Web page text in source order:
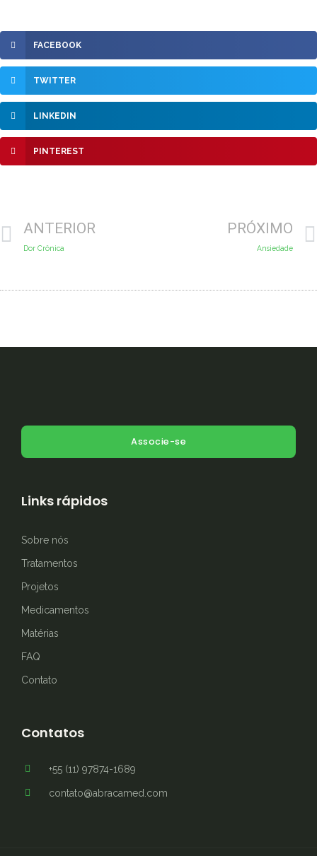
FACEBOOK
TWITTER
LINKEDIN
PINTEREST
ANTERIOR
Dor Crônica
PRÓXIMO
Ansiedade
Contatos
+55 (11) 97874-1689
contato@abracamed.com
Links rápidos
Sobre nós
Tratamentos
Projetos
Medicamentos
Matérias
FAQ
Contato
Associe-se